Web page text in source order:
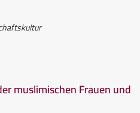
muslimischen Frauen und